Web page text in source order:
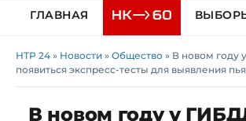
ГЛАВНАЯ
НТР 24 » Новости » Общество » В новом году
появиться экспресс-тесты для выявления
В новом году у